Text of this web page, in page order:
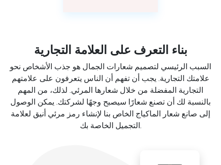
بناء التعرف على العلامة التجارية
السبب الرئيسي لتصميم شعارات الجمال هو جذب الأشخاص نحو
علامتك التجارية. يجب أن تفهم أن الناس يتعرفون على علامتهم
التجارية المفضلة من خلال شعارها المرئي. لذلك، من المهم
بالنسبة لك أن تصنع شعارًا سيصبح وجهًا لشركتك. يمكن الوصول
إلى صانع شعار الماكياج الخاص بنا لإنشاء رمز مرئي أنيق لعلامة
التجميل الخاصة بك.